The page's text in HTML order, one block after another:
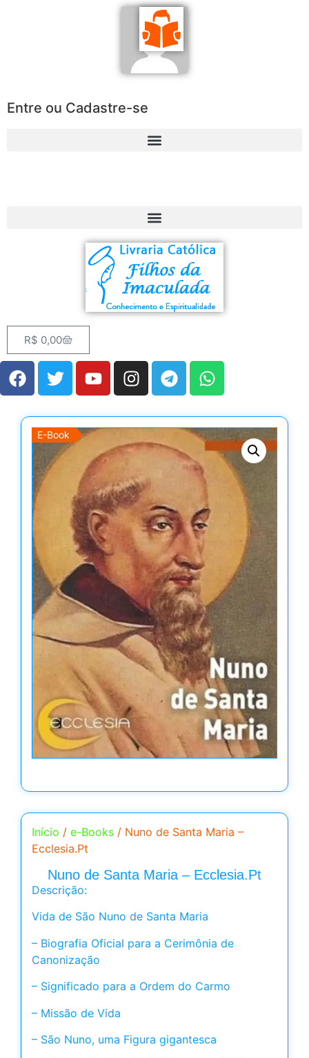
Entre ou Cadastre-se
R$ 0,00
E-Book
Início / e-Books / Nuno de Santa Maria –
Ecclesia.Pt
Nuno de Santa Maria – Ecclesia.Pt
Descrição:
Vida de São Nuno de Santa Maria
– Biografia Oficial para a Cerimônia de
Canonização
– Significado para a Ordem do Carmo
– Missão de Vida
– São Nuno, uma Figura gigantesca